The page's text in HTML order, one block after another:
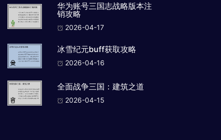
华为账号三国志战略版本注
销攻略
2026-04-17
冰雪纪元buff获取攻略
2026-04-16
全面战争三国：建筑之道
2026-04-15